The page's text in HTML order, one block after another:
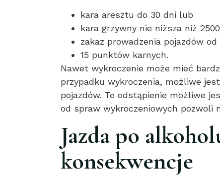
kara aresztu do 30 dni lub
kara grzywny nie niższa niż
zakaz prowadzenia pojazdów
15 punktów karnych.
Nawet wykroczenie może mieć
przypadku wykroczenia, możliwe
pojazdów. Te odstąpienie możliwe
od spraw wykroczeniowych pozwoli
Jazda po
konsekwencje